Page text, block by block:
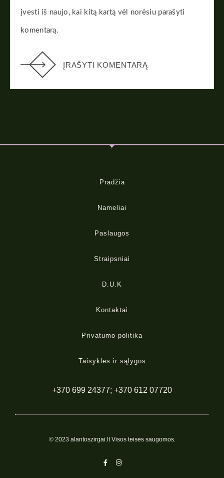
įvesti iš naujo, kai kitą kartą vėl norėsiu parašyti
komentarą.
ĮRAŠYTI KOMENTARĄ
Pradžia
Nameliai
Paslaugos
Straipsniai
D.U.K
Kontaktai
Privatumo politika
Taisyklės ir sąlygos
+370 699 24377; +370 612 07720
© 2023 alantoszirgai.lt Visos teisės saugomos.